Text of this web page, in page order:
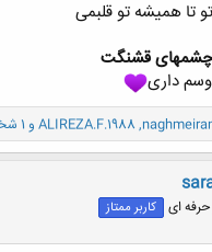
تا همیشه تو قلبمی
قشنگت
داری
,
ALIREZA.F.1988 و 1 شخص دیگر
حرفه ای کاربر ممتاز